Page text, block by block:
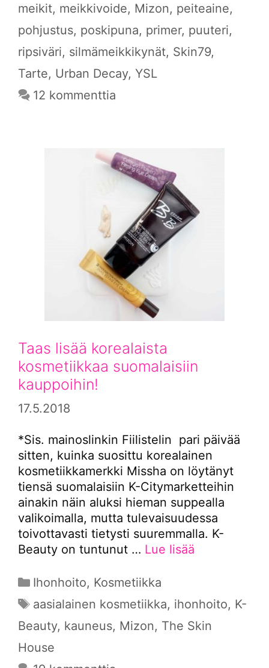
meikit, meikkivoide, Mizon, peiteaine,
pohjustus, poskipuna, primer, puuteri,
ripsiväri, silmämeikkikynät, Skin79,
Tarte, Urban Decay, YSL
12 kommenttia
Taas lisää korealaista
kosmetiikkaa suomalaisiin
kauppoihin!
17.5.2018
*Sis. mainoslinkin Fiilistelin pari päivää
sitten, kuinka suosittu korealainen
kosmetiikkamerkki Missha on löytänyt
tiensä suomalaisiin K-Citymarketteihin
ainakin näin aluksi hieman suppealla
valikoimalla, mutta tulevaisuudessa
toivottavasti tietysti suuremmalla. K-
Beauty on tuntunut … Lue lisää
Kategoriat
Ihonhoito, Kosmetiikka
Avainsanat
aasialainen kosmetiikka, ihonhoito, K-
Beauty, kauneus, Mizon, The Skin
House